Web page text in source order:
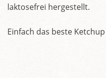
laktosefrei hergestellt.
Einfach das beste